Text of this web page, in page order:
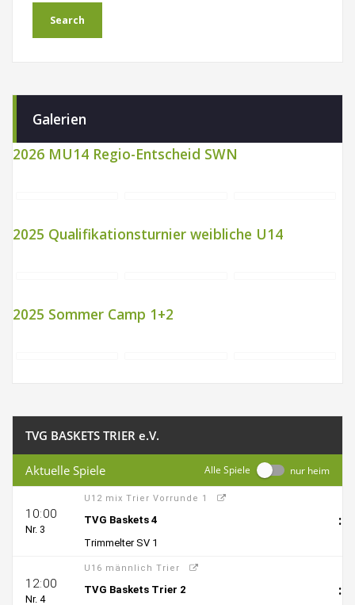
Galerien
2026 MU14 Regio-Entscheid SWN
2025 Qualifikationsturnier weibliche U14
2025 Sommer Camp 1+2